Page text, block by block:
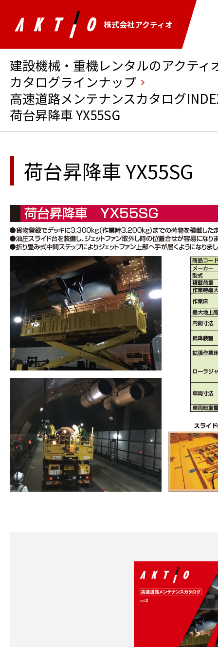
株式会社アクティオ
建設機械・重機レンタルのアクティ
カタログラインナップ
高速道路メンテナンスカタログ
荷台昇降車 YX55SG
荷台昇降車 YX55SG